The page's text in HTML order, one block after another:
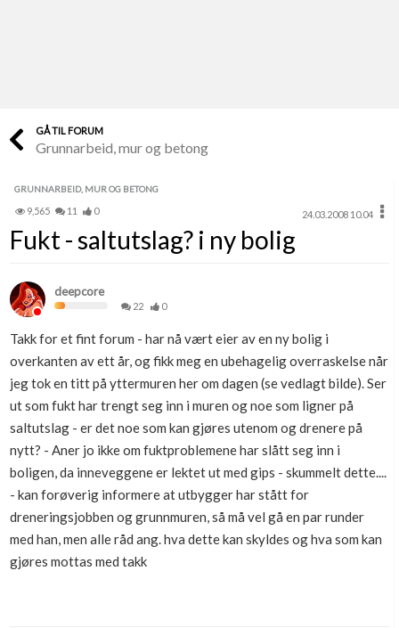
Finn håndverkere
Papirer som mangler
Skaff dokumentasjon som mangler
Kundeservice
Få svar på det du lurer på
Kom i gang med Boligmappa
Se din bolig? Klikk her
Boligmappa+
Få mer ut av Boligmappa
Nytt
GÅ TIL FORUM
Grunnarbeid, mur og betong
GRUNNARBEID, MUR OG BETONG
9,565 11 0 24.03.2008 10.04
Fukt - saltutslag? i ny bolig
deepcore
22 0
Takk for et fint forum - har nå vært eier av en ny bolig i
overkanten av ett år, og fikk meg en ubehagelig overraskelse når
jeg tok en titt på yttermuren her om dagen (se vedlagt bilde). Ser
ut som fukt har trengt seg inn i muren og noe som ligner på
saltutslag - er det noe som kan gjøres utenom og drenere på
nytt? - Aner jo ikke om fuktproblemene har slått seg inn i
boligen, da inneveggene er lektet ut med gips - skummelt dette....
- kan forøverig informere at utbygger har stått for
dreneringsjobben og grunnmuren, så må vel gå en par runder
med han, men alle råd ang. hva dette kan skyldes og hva som kan
gjøres mottas med takk